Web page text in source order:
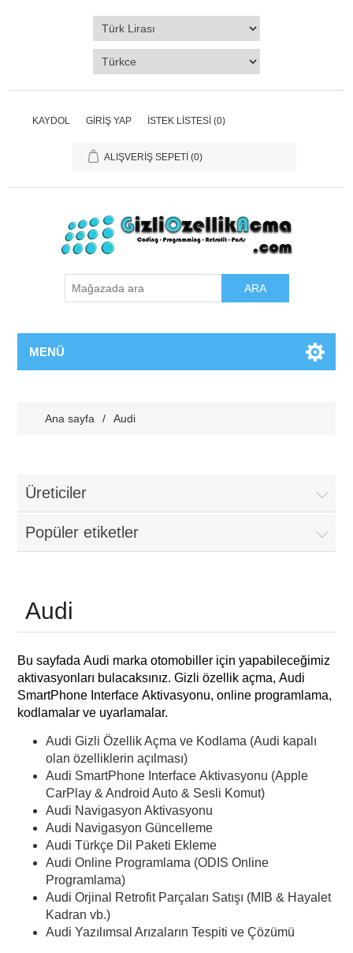
KAYDOL GIRIŞ YAP İSTEK LISTESI (0)
ALIŞVERIŞ SEPETI (0)
ARA
MENÜ
Ana sayfa / Audi
Üreticiler
Popüler etiketler
Audi
Bu sayfada Audi marka otomobiller için yapabileceğimiz
aktivasyonları bulacaksınız. Gizli özellik açma, Audi
SmartPhone Interface Aktivasyonu, online programlama,
kodlamalar ve uyarlamalar.
Audi Gizli Özellik Açma ve Kodlama (Audi kapalı
olan özelliklerin açılması)
Audi SmartPhone Interface Aktivasyonu (Apple
CarPlay & Android Auto & Sesli Komut)
Audi Navigasyon Aktivasyonu
Audi Navigasyon Güncelleme
Audi Türkçe Dil Paketi Ekleme
Audi Online Programlama (ODIS Online
Programlama)
Audi Orjinal Retrofit Parçaları Satışı (MIB & Hayalet
Kadran vb.)
Audi Yazılımsal Arızaların Tespiti ve Çözümü